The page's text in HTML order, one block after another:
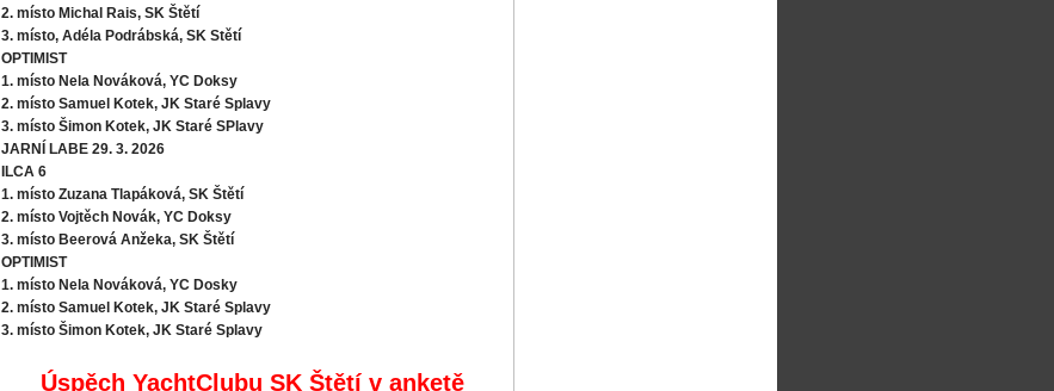
2. místo Michal Rais, SK Štětí
3. místo, Adéla Podrábská, SK Stětí
OPTIMIST
1. místo Nela Nováková, YC Doksy
2. místo Samuel Kotek, JK Staré Splavy
3. místo Šimon Kotek, JK Staré SPlavy
JARNÍ LABE 29. 3. 2026
ILCA 6
1. místo Zuzana Tlapáková, SK Štětí
2. místo Vojtěch Novák, YC Doksy
3. místo Beerová Anžeka, SK Štětí
OPTIMIST
1. místo Nela Nováková, YC Dosky
2. místo Samuel Kotek, JK Staré Splavy
3. místo Šimon Kotek, JK Staré Splavy
Úspěch YachtClubu SK Štětí v anketě